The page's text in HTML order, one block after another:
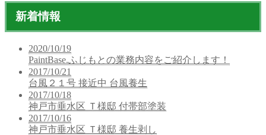
新着情報
2020/10/19
PaintBase.ふじもとの業務内容をご紹介します！
2017/10/21
台風２１号 接近中 台風養生
2017/10/18
神戸市垂水区 Ｔ様邸 付帯部塗装
2017/10/16
神戸市垂水区 Ｔ様邸 養生剥し